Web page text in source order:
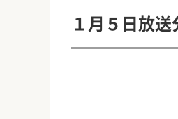
１月５日放